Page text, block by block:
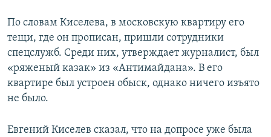
По словам Киселева, в московскую квартиру его
тещи, где он прописан, пришли сотрудники
спецслужб. Среди них, утверждает журналист, был
«ряженый казак» из «Антимайдана». В его
квартире был устроен обыск, однако ничего изъято
не было.
Евгений Киселев сказал, что на допросе уже была